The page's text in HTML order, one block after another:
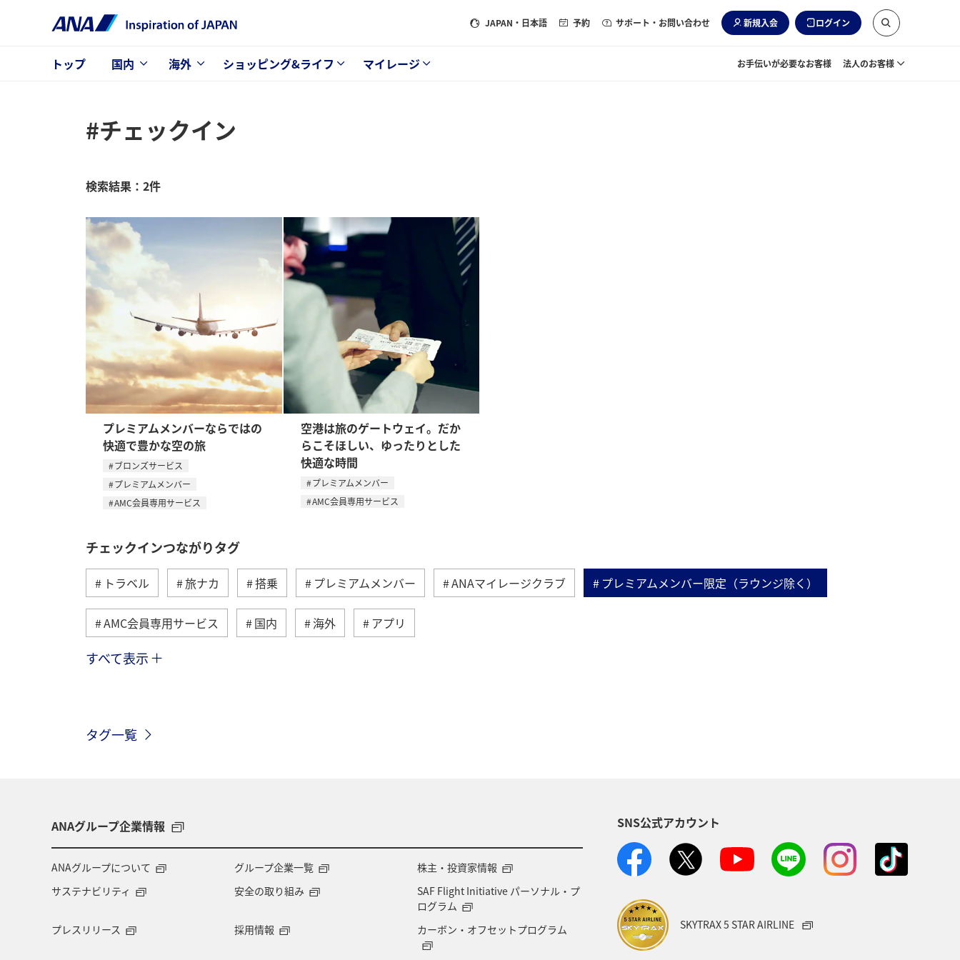
JAPAN ・日本語 予約 サポート・お問い合わせ 新規入会 ログイン
トップ 国内 海外 ショッピング&ライフ マイレージ お手伝いが必要なお客様 法人のお客様
#チェックイン
検索結果：2件
プレミアムメンバーならではの
快適で豊かな空の旅
ブロンズサービス
プレミアムメンバー
AMC会員専用サービス
空港は旅のゲートウェイ。だか
らこそほしい、ゆったりとした
快適な時間
プレミアムメンバー
AMC会員専用サービス
チェックインつながりタグ
トラベル 旅ナカ 搭乗 プレミアムメンバー ANAマイレージクラブ プレミアムメンバー限定（ラウンジ除く）
AMC会員専用サービス 国内 海外 アプリ
旅マエ
すべて表示
タグ一覧
ANAグループ企業情報
ANAグループについて グループ企業一覧
株主・投資家情報
サステナビリティ
安全の取り組み
SAF Flight Initiative パーソナル・プ
ログラム
プレスリリース
採用情報 カーボン・オフセットプログラム
SNS公式アカウント
SKYTRAX 5 STAR AIRLINE